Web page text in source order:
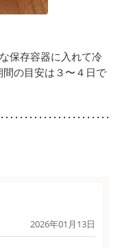
保存容器に入れて冷
の目安は３〜４日で
2026年01月13日